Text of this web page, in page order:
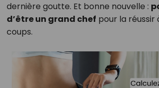
dernière goutte. Et bonne nouvelle :
d’être un grand chef pour la réussir
coups.